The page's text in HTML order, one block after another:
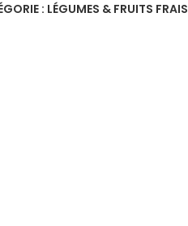
: LÉGUMES & FRUITS FRAIS